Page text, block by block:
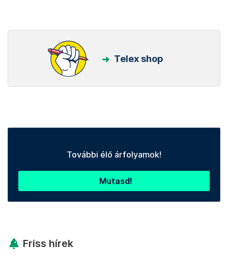
Telex shop
További élő árfolyamok!
Mutasd!
Friss hírek